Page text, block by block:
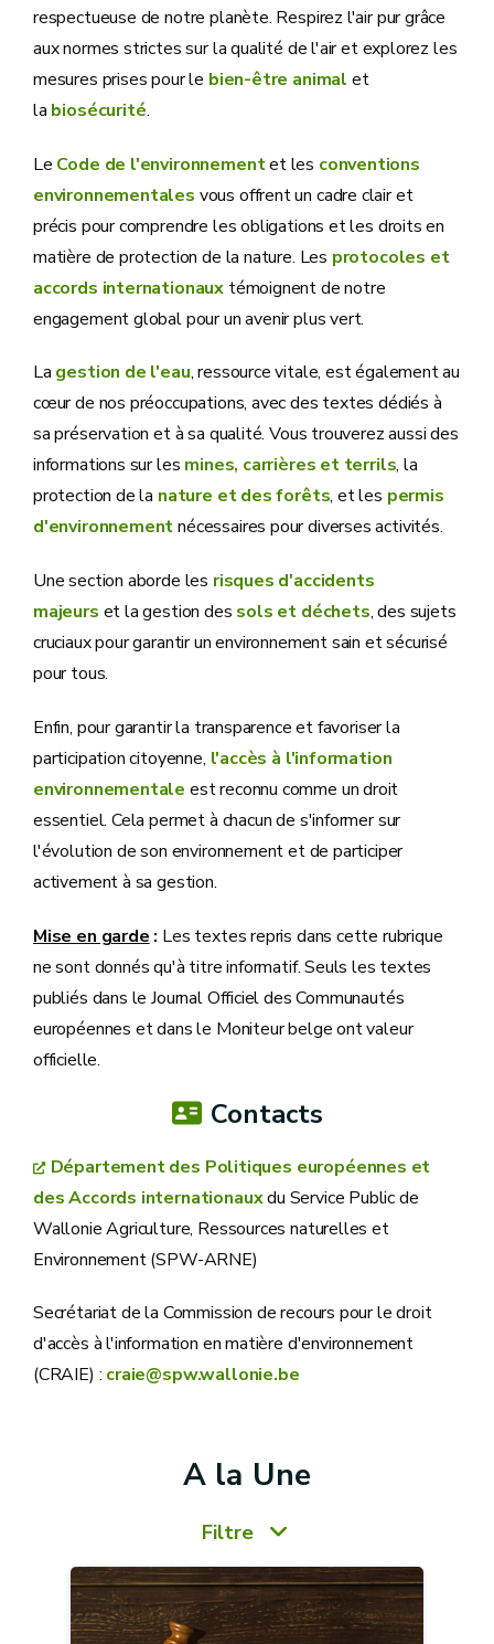
respectueuse de notre planète. Respirez l'air pur grâce
aux normes strictes sur la qualité de l'air et explorez les
mesures prises pour le bien-être animal et
la biosécurité.
Le Code de l'environnementet les conventions
environnementales vous offrent un cadre clair et
précis pour comprendre les obligations et les droits en
matière de protection de la nature. Les protocoles et
accords internationaux témoignent de notre
engagement global pour un avenir plus vert.
La gestion de l'eau, ressource vitale, est également au
cœur de nos préoccupations, avec des textes dédiés à
sa préservation et à sa qualité. Vous trouverez aussi des
informations sur les mines, carrières et terrils, la
protection de la nature et des forêts, et les permis
d'environnementnécessaires pour diverses activités.
Une section aborde les risques d'accidents
majeurs et la gestion des sols et déchets, des sujets
cruciaux pour garantir un environnement sain et sécurisé
pour tous.
Enfin, pour garantir la transparence et favoriser la
participation citoyenne, l'accès à l'information
environnementale est reconnu comme un droit
essentiel. Cela permet à chacun de s'informer sur
l'évolution de son environnement et de participer
activement à sa gestion.
Mise en garde : Les textes repris dans cette rubrique
ne sont donnés qu'à titre informatif. Seuls les textes
publiés dans le Journal Officiel des Communautés
européennes et dans le Moniteur belge ont valeur
officielle.
Contacts
Département des Politiques européennes et
des Accords internationauxdu Service Public de
Wallonie Agriculture, Ressources naturelles et
Environnement (SPW-ARNE)
Secrétariat de la Commission de recours pour le droit
d'accès à l'information en matière d'environnement
(CRAIE) : craie@spw.wallonie.be
A la Une
Filtre